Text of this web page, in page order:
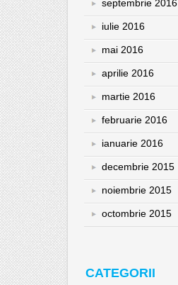
septembrie 2016
iulie 2016
mai 2016
aprilie 2016
martie 2016
februarie 2016
ianuarie 2016
decembrie 2015
noiembrie 2015
octombrie 2015
CATEGORII